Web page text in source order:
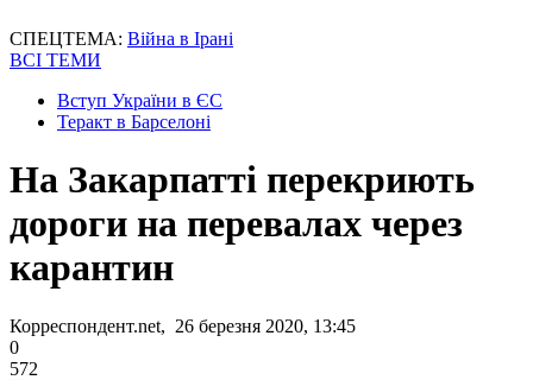
СПЕЦТЕМА: Війна в Ірані
ВСІ ТЕМИ
Вступ України в ЄС
Теракт в Барселоні
На Закарпатті перекриють
дороги на перевалах через
карантин
Корреспондент.net, 26 березня 2020, 13:45
0
572